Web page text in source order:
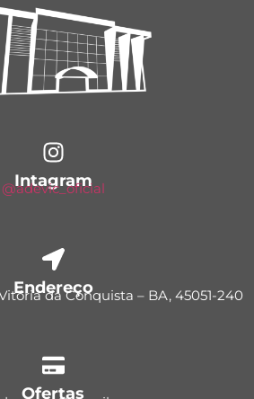
Intagram
@adevic_oficial
Endereço
da Conquista – BA, 45051-240
Ofertas